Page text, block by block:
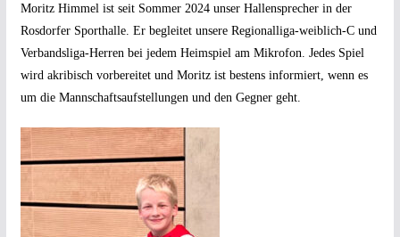
Moritz Himmel ist seit Sommer 2024 unser Hallensprecher in der
Rosdorfer Sporthalle. Er begleitet unsere Regionalliga-weiblich-C und
Verbandsliga-Herren bei jedem Heimspiel am Mikrofon. Jedes Spiel
wird akribisch vorbereitet und Moritz ist bestens informiert, wenn es
um die Mannschaftsaufstellungen und den Gegner geht.